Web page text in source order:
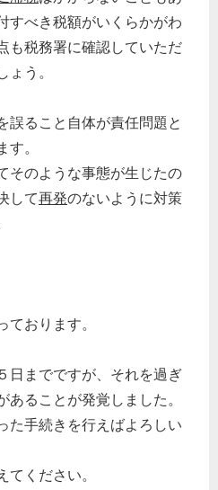
すべき税額がいくらかがわ
も税務署に確認していただ
う。
誤ること自体が責任問題と
。
そのような事態が生じたの
して再発のないように対策
おります。
日までですが、それを過ぎ
ることが発覚しました。
た手続きを行えばよろしい
ください。
室
ハウ